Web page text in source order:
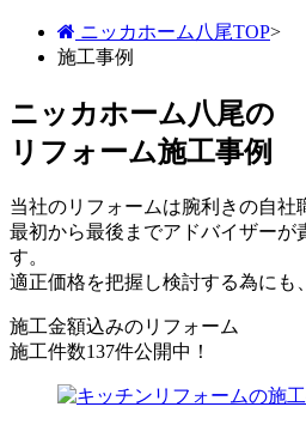
ニッカホーム八尾TOP>
施工事例
ニッカホーム八尾の
リフォーム施工事例
当社のリフォームは腕利きの自社
最初から最後までアドバイザーが
す。
適正価格を把握し検討する為にも
施工金額込みのリフォーム
施工件数137件公開中！